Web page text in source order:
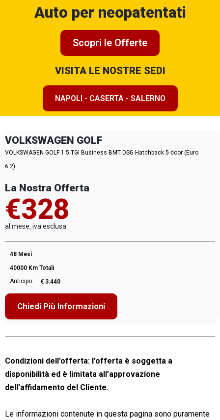
Auto per neopatentati
Scopri le Offerte
VISITA LE NOSTRE SEDI
NAPOLI - CASERTA - SALERNO
VOLKSWAGEN GOLF
VOLKSWAGEN GOLF 1.5 TGI Business BMT DSG Hatchback 5-door (Euro
6.2)
La Nostra Offerta
€328
al mese, iva esclusa
48 Mesi
40000 Km Totali
Anticipo:
€ 3.440
Chiedi Più Informazioni
Condizioni dell’offerta: l’offerta è soggetta a
disponibilità ed è limitata all’approvazione
dell’affidamento del Cliente.
Le informazioni contenute in questa pagina sono puramente